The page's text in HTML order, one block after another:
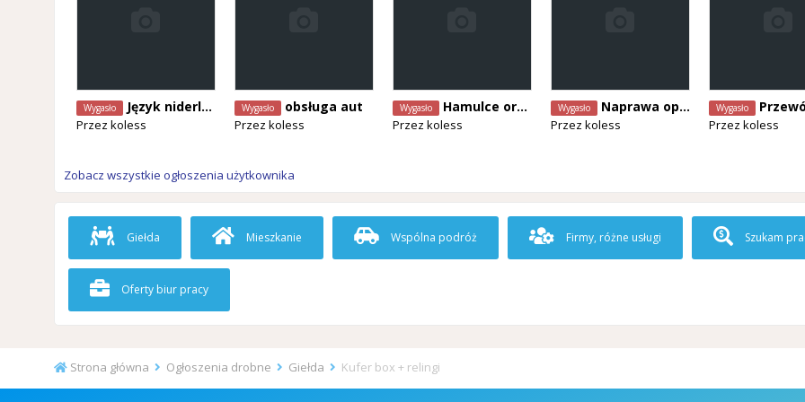
Wygasło Język niderlandzki
Przez koless
Wygasło obsługa aut
Przez koless
Wygasło Hamulce oraz diagnostyka
Przez koless
Wygasło Naprawa opon
Przez koless
Wygasło
Przez koless
Zobacz wszystkie ogłoszenia użytkownika
Giełda Mieszkanie Wspólna podróż Firmy, różne usługi Szukam
Oferty biur pracy
Strona główna Ogłoszenia drobne Giełda Kufer box + relingi